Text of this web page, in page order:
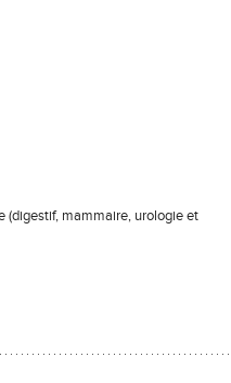
(digestif, mammaire, urologie et